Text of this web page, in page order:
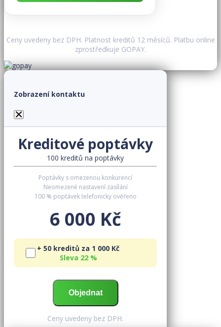
Ceny uvedeny bez DPH. Platnost kreditů 12 měsíců. Platbu online
zprostředkuje GOPAY.
Zobrazení kontaktu
×
Kreditové poptávky
100 kreditů na poptávky
Poptávky s omezenou konkurencí
Neomezené nastavení zasílání
100 % poptávek telefonicky ověřeno
6 000 Kč
+ 50 kreditů za 1 000 Kč
Sleva 22 %
Ceny uvedeny bez DPH.